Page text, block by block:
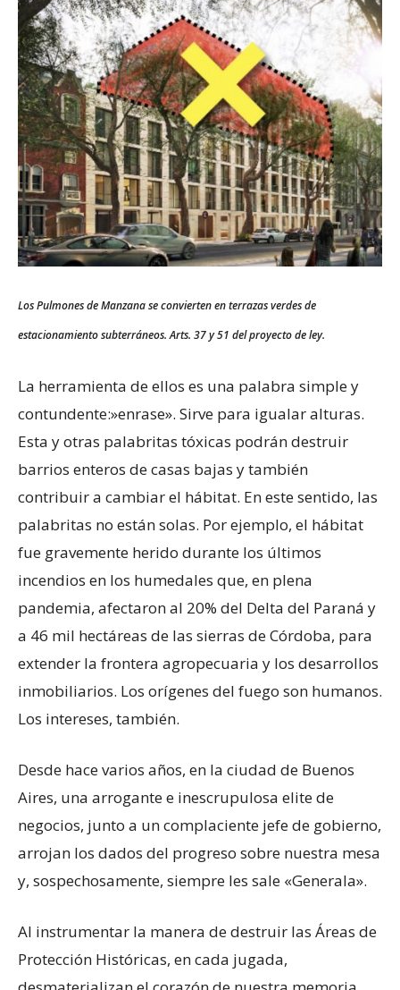
Los Pulmones de Manzana se convierten en terrazas verdes de
estacionamiento subterráneos. Arts. 37 y 51 del proyecto de ley.
La herramienta de ellos es una palabra simple y
contundente:»enrase». Sirve para igualar alturas.
Esta y otras palabritas tóxicas podrán destruir
barrios enteros de casas bajas y también
contribuir a cambiar el hábitat. En este sentido, las
palabritas no están solas. Por ejemplo, el hábitat
fue gravemente herido durante los últimos
incendios en los humedales que, en plena
pandemia, afectaron al 20% del Delta del Paraná y
a 46 mil hectáreas de las sierras de Córdoba, para
extender la frontera agropecuaria y los desarrollos
inmobiliarios. Los orígenes del fuego son humanos.
Los intereses, también.
Desde hace varios años, en la ciudad de Buenos
Aires, una arrogante e inescrupulosa elite de
negocios, junto a un complaciente jefe de gobierno,
arrojan los dados del progreso sobre nuestra mesa
y, sospechosamente, siempre les sale «Generala».
Al instrumentar la manera de destruir las Áreas de
Protección Históricas, en cada jugada,